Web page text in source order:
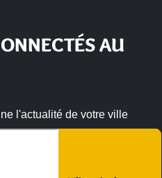
AU
l'actualité de votre ville
vide :